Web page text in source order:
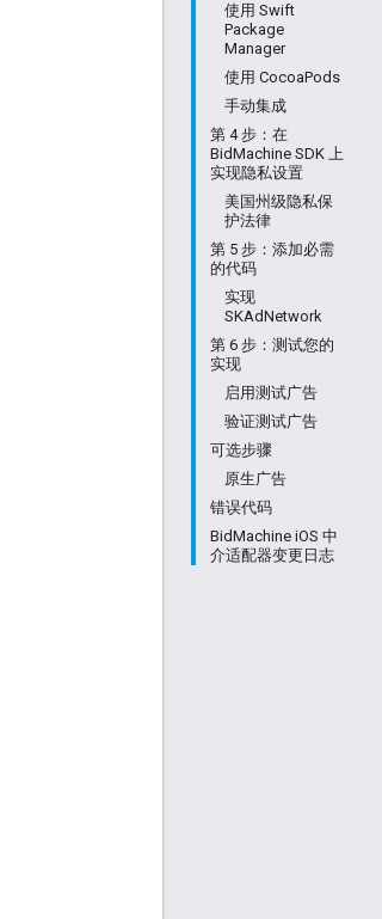
使用 Swift
Package
Manager
使用 CocoaPods
手动集成
第 4 步：在
BidMachine SDK 上
实现隐私设置
美国州级隐私保
护法律
第 5 步：添加必需
的代码
实现
SKAdNetwork
第 6 步：测试您的
实现
启用测试广告
验证测试广告
可选步骤
原生广告
错误代码
BidMachine iOS 中
介适配器变更日志